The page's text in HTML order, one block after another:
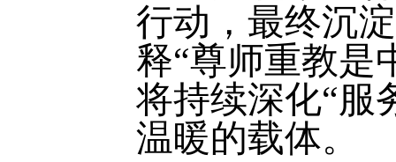
行动，最终沉
释“尊师重教是
将持续深化“服
温暖的载体。